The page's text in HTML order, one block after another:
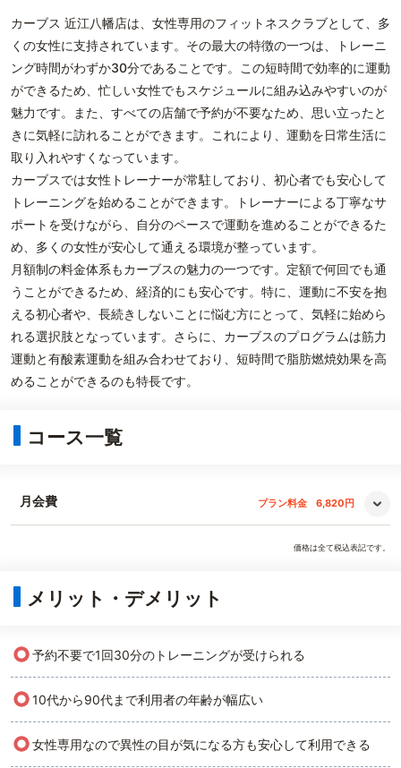
カーブス 近江八幡店は、女性専用のフィットネスクラブとして、多
くの女性に支持されています。その最大の特徴の一つは、トレーニ
ング時間がわずか30分であることです。この短時間で効率的に運動
ができるため、忙しい女性でもスケジュールに組み込みやすいのが
魅力です。また、すべての店舗で予約が不要なため、思い立ったと
きに気軽に訪れることができます。これにより、運動を日常生活に
取り入れやすくなっています。
カーブスでは女性トレーナーが常駐しており、初心者でも安心して
トレーニングを始めることができます。トレーナーによる丁寧なサ
ポートを受けながら、自分のペースで運動を進めることができるた
め、多くの女性が安心して通える環境が整っています。
月額制の料金体系もカーブスの魅力の一つです。定額で何回でも通
うことができるため、経済的にも安心です。特に、運動に不安を抱
える初心者や、長続きしないことに悩む方にとって、気軽に始めら
れる選択肢となっています。さらに、カーブスのプログラムは筋力
運動と有酸素運動を組み合わせており、短時間で脂肪燃焼効果を高
めることができるのも特長です。
コース一覧
月会費 プラン料金 6,820円
価格は全て税込表記です。
メリット・デメリット
○予約不要で1回30分のトレーニングが受けられる
○10代から90代まで利用者の年齢が幅広い
○女性専用なので異性の目が気になる方も安心して利用できる